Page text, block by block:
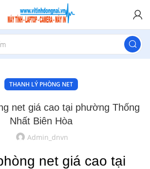
THANH LÝ PHÒNG NET
net giá cao tại phường Thống
Nhất Biên Hòa
Admin_dnvn
net giá cao tại